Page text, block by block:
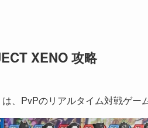
XENO 攻略
、PvPのリアルタイム対戦ゲー